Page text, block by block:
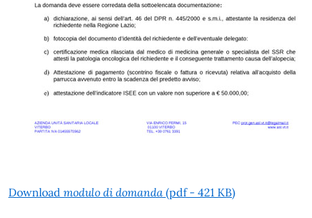
Download modulo di domanda (pdf - 421 KB)